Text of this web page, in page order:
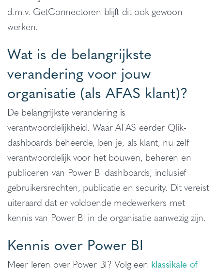
d.m.v. GetConnectoren blijft dit ook gewoon
werken.
Wat is de belangrijkste
verandering voor jouw
organisatie (als AFAS klant)?
De belangrijkste verandering is
verantwoordelijkheid. Waar AFAS eerder Qlik-
dashboards beheerde, ben je, als klant, nu zelf
verantwoordelijk voor het bouwen, beheren en
publiceren van Power BI dashboards, inclusief
gebruikersrechten, publicatie en security. Dit vereist
uiteraard dat er voldoende medewerkers met
kennis van Power BI in de organisatie aanwezig zijn.
Kennis over Power BI
Meer leren over Power BI? Volg een klassikale of